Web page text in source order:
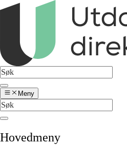
Meny
Hovedmeny